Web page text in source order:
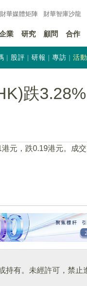
財華媒體矩陣 財華智庫沙龍
業 研究 顧問 合作
股評 研報 專訪 活動
跌3.28%
元，跌0.19港元。成
有。未經許可，禁止